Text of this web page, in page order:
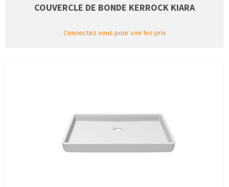
COUVERCLE DE BONDE KERROCK KIARA
Connectez vous pour voir les prix